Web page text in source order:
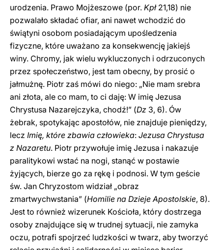
urodzenia. Prawo Mojżeszowe (por. Kpł 21,18) nie
pozwalało składać ofiar, ani nawet wchodzić do
świątyni osobom posiadającym upośledzenia
fizyczne, które uważano za konsekwencję jakiejś
winy. Chromy, jak wielu wykluczonych i odrzuconych
przez społeczeństwo, jest tam obecny, by prosić o
jałmużnę. Piotr zaś mówi do niego: „Nie mam srebra
ani złota, ale co mam, to ci daję: W imię Jezusa
Chrystusa Nazarejczyka, chodź!” (Dz 3, 6). Ów
żebrak, spotykając apostołów, nie znajduje pieniędzy,
lecz Imię, które zbawia człowieka: Jezusa Chrystusa
z Nazaretu. Piotr przywołuje imię Jezusa i nakazuje
paralitykowi wstać na nogi, stanąć w postawie
żyjących, bierze go za rękę i podnosi. W tym geście
św. Jan Chryzostom widział „obraz
zmartwychwstania” (Homilie na Dzieje Apostolskie, 8).
Jest to również wizerunek Kościoła, który dostrzega
osoby znajdujące się w trudnej sytuacji, nie zamyka
oczu, potrafi spojrzeć ludzkości w twarz, aby tworzyć